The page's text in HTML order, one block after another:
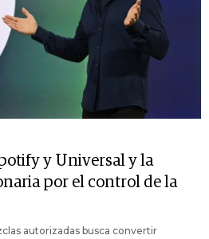
y Universal y la
por el control de la
autorizadas busca convertir